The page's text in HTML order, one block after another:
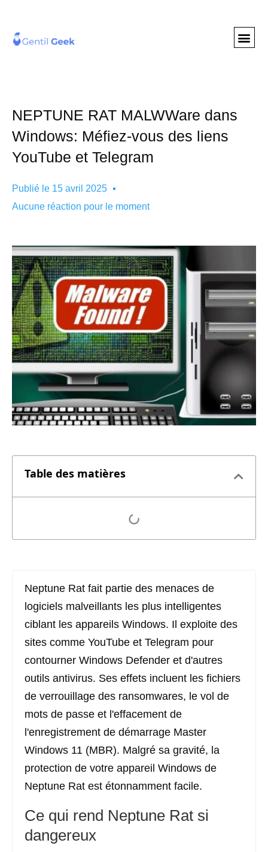
NEPTUNE RAT MALWWare dans
Windows: Méfiez-vous des liens
YouTube et Telegram
Publié le 15 avril 2025
Aucune réaction pour le moment
Table des matières
Neptune Rat fait partie des menaces de
logiciels malveillants les plus intelligentes
ciblant les appareils Windows. Il exploite des
sites comme YouTube et Telegram pour
contourner Windows Defender et d'autres
outils antivirus. Ses effets incluent les fichiers
de verrouillage des ransomwares, le vol de
mots de passe et l'effacement de
l'enregistrement de démarrage Master
Windows 11 (MBR). Malgré sa gravité, la
protection de votre appareil Windows de
Neptune Rat est étonnamment facile.
Ce qui rend Neptune Rat si
dangereux